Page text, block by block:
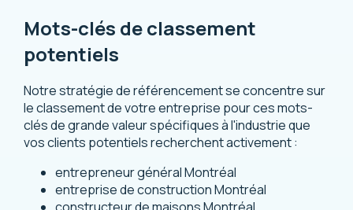
Mots-clés de classement
potentiels
Notre stratégie de référencement se concentre sur
le classement de votre entreprise pour ces mots-
clés de grande valeur spécifiques à l'industrie que
vos clients potentiels recherchent activement :
entrepreneur général Montréal
entreprise de construction Montréal